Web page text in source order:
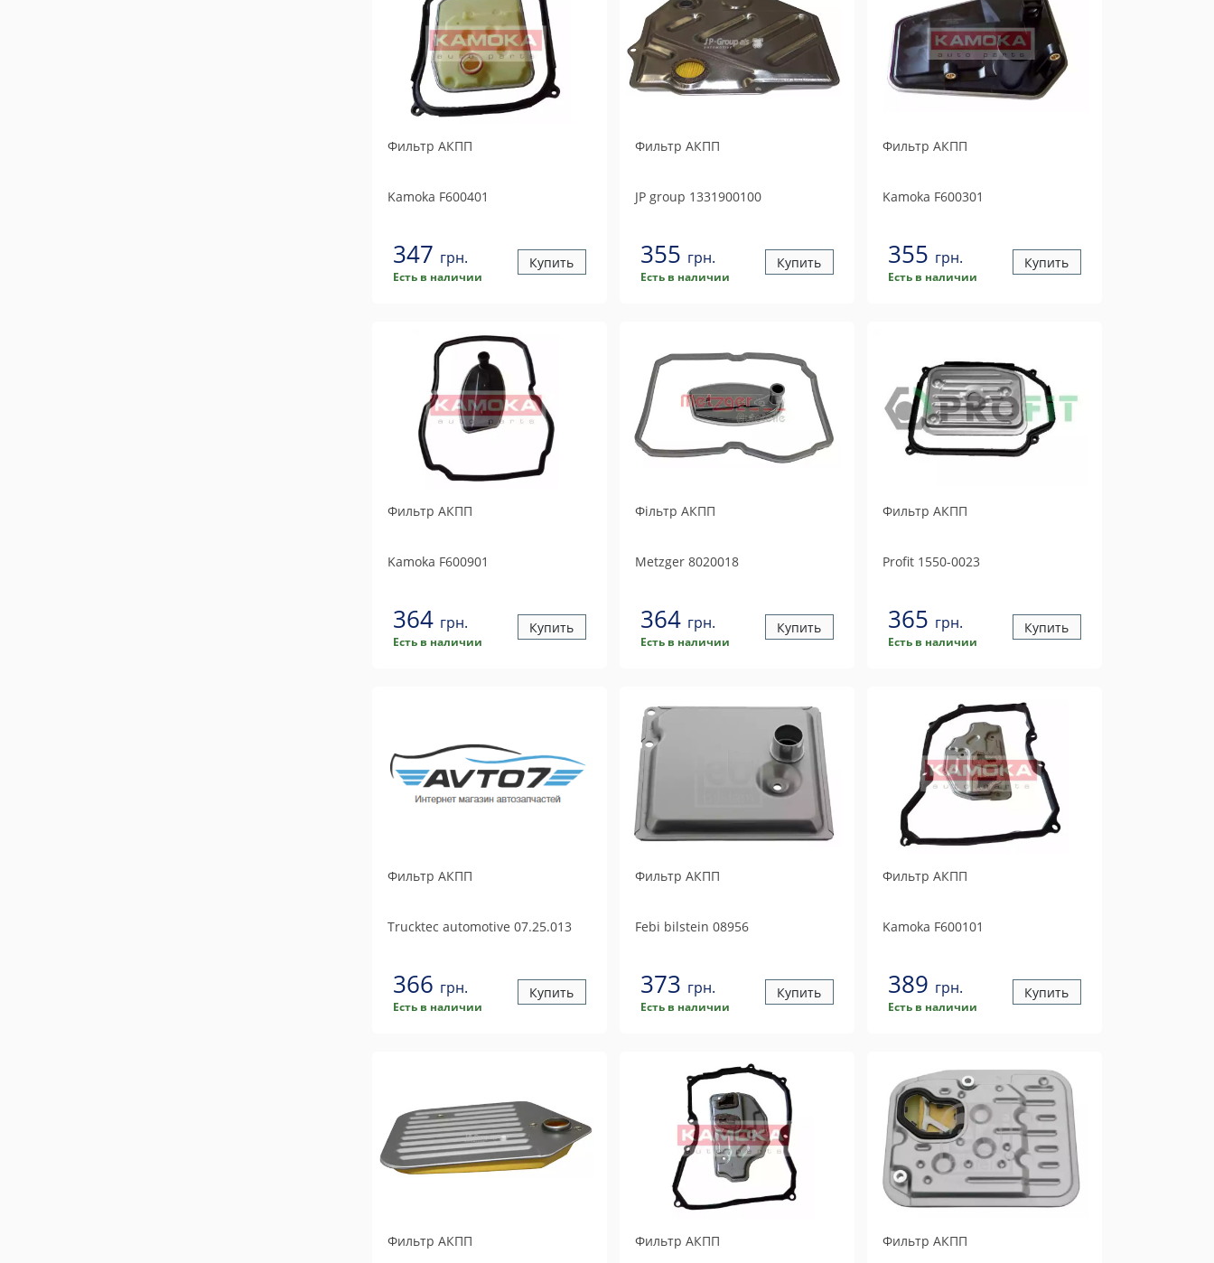
Фильтр АКПП
Kamoka F600401
347 грн.
Есть в наличии
Купить
Фильтр АКПП
JP group 1331900100
355 грн.
Есть в наличии
Купить
Фильтр АКПП
Kamoka F600301
355 грн.
Есть в наличии
Купить
Фильтр АКПП
Kamoka F600901
364 грн.
Есть в наличии
Купить
Фільтр АКПП
Metzger8020018
364 грн.
Есть в наличии
Купить
Фильтр АКПП
Profit1550-0023
365 грн.
Есть в наличии
Купить
Фильтр АКПП
Trucktec automotive 07.25.013
366 грн.
Есть в наличии
Купить
Фильтр АКПП
Febi bilstein 08956
373 грн.
Есть в наличии
Купить
Фильтр АКПП
Kamoka F600101
389 грн.
Есть в наличии
Купить
Фильтр АКПП Фильтр АКПП Фильтр АКПП